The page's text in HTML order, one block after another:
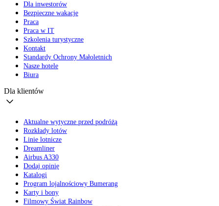
Dla inwestorów
Bezpieczne wakacje
Praca
Praca w IT
Szkolenia turystyczne
Kontakt
Standardy Ochrony Małoletnich
Nasze hotele
Biura
Dla klientów
Aktualne wytyczne przed podróżą
Rozkłady lotów
Linie lotnicze
Dreamliner
Airbus A330
Dodaj opinię
Katalogi
Program lojalnościowy Bumerang
Karty i bony
Filmowy Świat Rainbow